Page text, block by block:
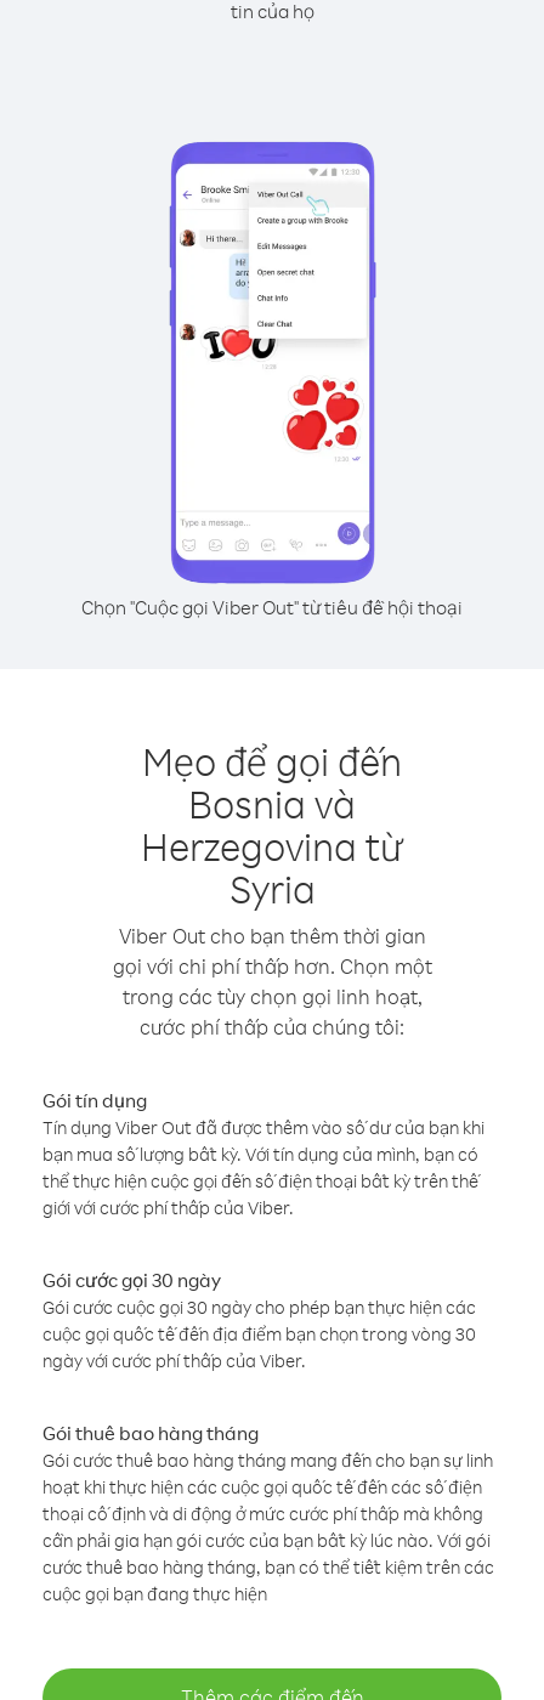
tin của họ
Chọn "Cuộc gọi Viber Out" từ tiêu đề hội thoại
Mẹo để gọi đến
Bosnia và
Herzegovina từ
Syria
Viber Out cho bạn thêm thời gian
gọi với chi phí thấp hơn. Chọn một
trong các tùy chọn gọi linh hoạt,
cước phí thấp của chúng tôi:
Gói tín dụng
Tín dụng Viber Out đã được thêm vào số dư của bạn khi
bạn mua số lượng bất kỳ. Với tín dụng của mình, bạn có
thể thực hiện cuộc gọi đến số điện thoại bất kỳ trên thế
giới với cước phí thấp của Viber.
Gói cước gọi 30 ngày
Gói cước cuộc gọi 30 ngày cho phép bạn thực hiện các
cuộc gọi quốc tế đến địa điểm bạn chọn trong vòng 30
ngày với cước phí thấp của Viber.
Gói thuê bao hàng tháng
Gói cước thuê bao hàng tháng mang đến cho bạn sự linh
hoạt khi thực hiện các cuộc gọi quốc tế đến các số điện
thoại cố định và di động ở mức cước phí thấp mà không
cần phải gia hạn gói cước của bạn bất kỳ lúc nào. Với gói
cước thuê bao hàng tháng, bạn có thể tiết kiệm trên các
cuộc gọi bạn đang thực hiện